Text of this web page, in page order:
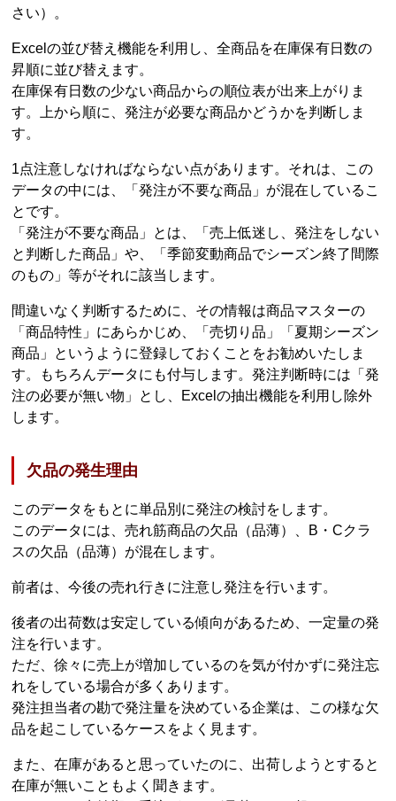
さい）。
Excelの並び替え機能を利用し、全商品を在庫保有日数の
昇順に並び替えます。
在庫保有日数の少ない商品からの順位表が出来上がりま
す。上から順に、発注が必要な商品かどうかを判断しま
す。
1点注意しなければならない点があります。それは、この
データの中には、「発注が不要な商品」が混在しているこ
とです。
「発注が不要な商品」とは、「売上低迷し、発注をしない
と判断した商品」や、「季節変動商品でシーズン終了間際
のもの」等がそれに該当します。
間違いなく判断するために、その情報は商品マスターの
「商品特性」にあらかじめ、「売切り品」「夏期シーズン
商品」というように登録しておくことをお勧めいたしま
す。もちろんデータにも付与します。発注判断時には「発
注の必要が無い物」とし、Excelの抽出機能を利用し除外
します。
欠品の発生理由
このデータをもとに単品別に発注の検討をします。
このデータには、売れ筋商品の欠品（品薄）、B・Cクラ
スの欠品（品薄）が混在します。
前者は、今後の売れ行きに注意し発注を行います。
後者の出荷数は安定している傾向があるため、一定量の発
注を行います。
ただ、徐々に売上が増加しているのを気が付かずに発注忘
れをしている場合が多くあります。
発注担当者の勘で発注量を決めている企業は、この様な欠
品を起こしているケースをよく見ます。
また、在庫があると思っていたのに、出荷しようとすると
在庫が無いこともよく聞きます。